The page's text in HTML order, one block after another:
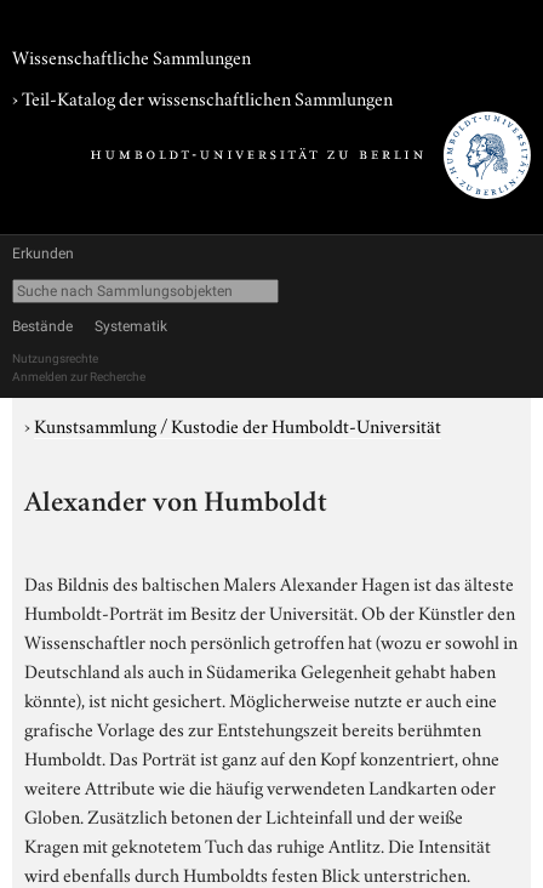
Wissenschaftliche Sammlungen
› Teil-Katalog der wissenschaftlichen Sammlungen
Erkunden
Bestände Systematik
Nutzungsrechte
Anmelden zur Recherche
›Kunstsammlung / Kustodie der Humboldt-Universität
Alexander von Humboldt
Das Bildnis des baltischen Malers Alexander Hagen ist das älteste
Humboldt-Porträt im Besitz der Universität. Ob der Künstler den
Wissenschaftler noch persönlich getroffen hat (wozu er sowohl in
Deutschland als auch in Südamerika Gelegenheit gehabt haben
könnte), ist nicht gesichert. Möglicherweise nutzte er auch eine
grafische Vorlage des zur Entstehungszeit bereits berühmten
Humboldt. Das Porträt ist ganz auf den Kopf konzentriert, ohne
weitere Attribute wie die häufig verwendeten Landkarten oder
Globen. Zusätzlich betonen der Lichteinfall und der weiße
Kragen mit geknotetem Tuch das ruhige Antlitz. Die Intensität
wird ebenfalls durch Humboldts festen Blick unterstrichen.